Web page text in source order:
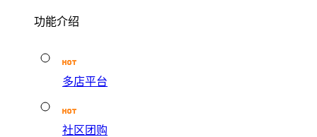
功能介绍
多店平台
社区团购